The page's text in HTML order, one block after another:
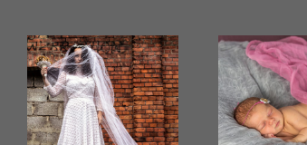
DZIECI